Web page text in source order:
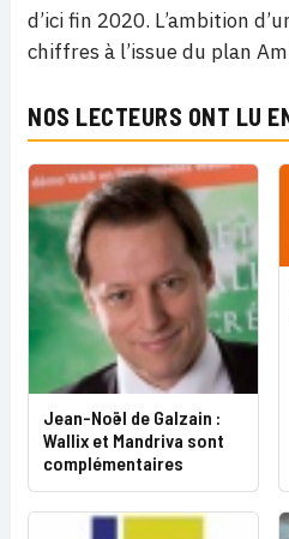
d’ici fin 2020. L’ambition
chiffres à l’issue du plan
NOS LECTEURS ONT LU
Jean-Noël de Galzain :
Wallix et Mandriva sont
complémentaires